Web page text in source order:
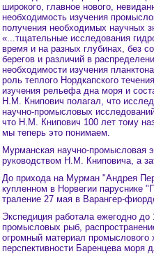
широкого, главное нового,
необходимость изучения
получения необходимых научных
«...тщательные исследования
время и на разных глубинах, без
берегов и различий в
необходимости изучения
роль теплого Нордкапского
изучения рельефа дна моря и
Н.М. Книпович полагал, что
научно-промысловых
что Н.М. Книпович 100 лет тому
мы теперь это понимаем.
Мурманская научно-промысловая
руководством Н.М. Книповича, а
До прихода на Мурман "Андрея
купленном в Норвегии паруснике
траление 27 мая в Варангер-
Экспедиция работала ежегодно
промысловых рыб,
огромный материал промыслового
перспективности Баренцева моря